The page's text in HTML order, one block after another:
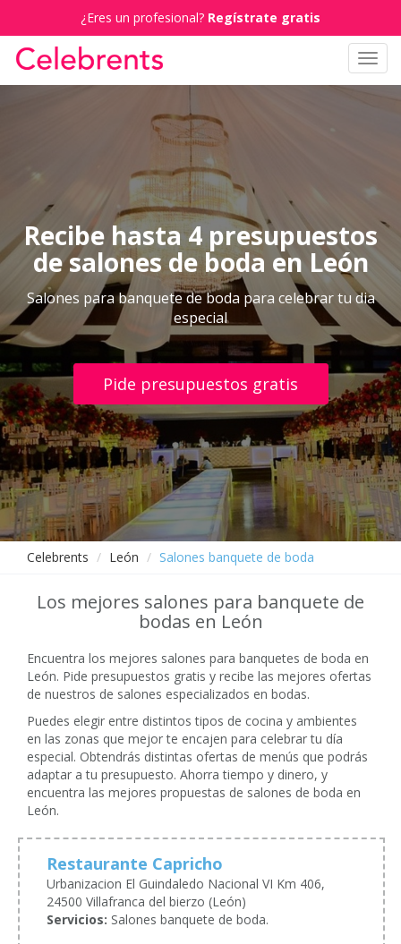
¿Eres un profesional? Regístrate gratis
Recibe hasta 4 presupuestos
de salones de boda en León
Salones para banquete de boda para celebrar tu dia
especial
Pide presupuestos gratis
Celebrents León Salones banquete de boda
Los mejores salones para banquete de
bodas en León
Encuentra los mejores salones para banquetes de boda en
León. Pide presupuestos gratis y recibe las mejores ofertas
de nuestros de salones especializados en bodas.
Puedes elegir entre distintos tipos de cocina y ambientes
en las zonas que mejor te encajen para celebrar tu día
especial. Obtendrás distintas ofertas de menús que podrás
adaptar a tu presupuesto. Ahorra tiempo y dinero, y
encuentra las mejores propuestas de salones de boda en
León.
Restaurante Capricho
Urbanizacion El Guindaledo Nacional VI Km 406,
24500 Villafranca del bierzo (León)
Servicios: Salones banquete de boda.